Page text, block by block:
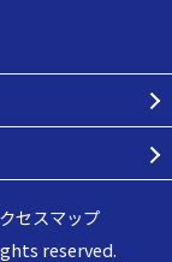
セスマップ
reserved.